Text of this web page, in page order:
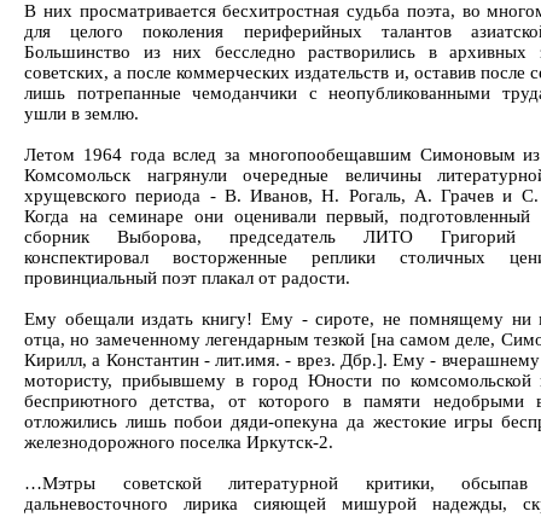
В них просматривается бесхитростная судьба поэта, во
для целого поколения периферийных талантов
Большинство из них бесследно растворились в архивных
советских, а после коммерческих издательств и, оставив после
лишь потрепанные чемоданчики с неопубликованными
ушли в землю.
Летом 1964 года вслед за многопообещавшим Симоновым
Комсомольск нагрянули очередные величины
хрущевского периода - В. Иванов, Н. Рогаль, А. Грачев и С.
Когда на семинаре они оценивали первый,
сборник Выборова, председатель ЛИТО Григорий
конспектировал восторженные реплики столичных
провинциальный поэт плакал от радости.
Ему обещали издать книгу! Ему - сироте, не помнящему ни
отца, но замеченному легендарным тезкой [на самом деле,
Кирилл, а Константин - лит.имя. - врез. Дбр.]. Ему -
мотористу, прибывшему в город Юности по комсомольской
бесприютного детства, от которого в памяти недобрыми
отложились лишь побои дяди-опекуна да жестокие игры
железнодорожного поселка Иркутск-2.
…Мэтры советской литературной критики, обсыпав
дальневосточного лирика сияющей мишурой надежды,